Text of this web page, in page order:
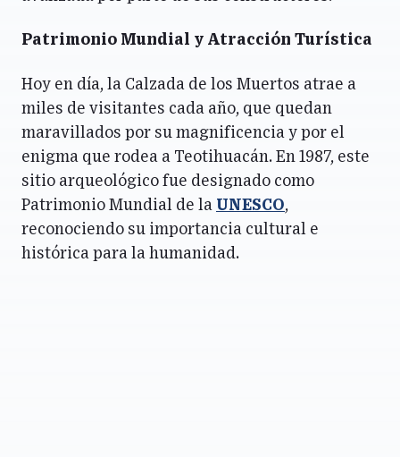
Patrimonio Mundial y Atracción Turística
Hoy en día, la Calzada de los Muertos atrae a
miles de visitantes cada año, que quedan
maravillados por su magnificencia y por el
enigma que rodea a Teotihuacán. En 1987, este
sitio arqueológico fue designado como
Patrimonio Mundial de la UNESCO,
reconociendo su importancia cultural e
histórica para la humanidad.